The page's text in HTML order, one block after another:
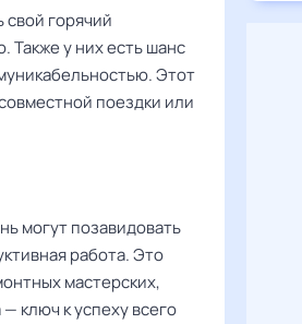
свой горячий
Также у них есть шанс
Этот
поездки или
нь могут позавидовать
работа. Это
мастерских,
ключ к успеху всего